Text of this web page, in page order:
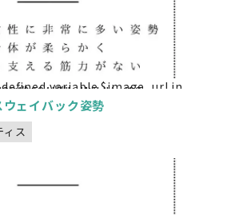
variable $image_url in
public_html/wp-content/themes/nadeshikoseitai-delight/category.phpon line32
" alt="">
ウェイバック姿勢
ィス